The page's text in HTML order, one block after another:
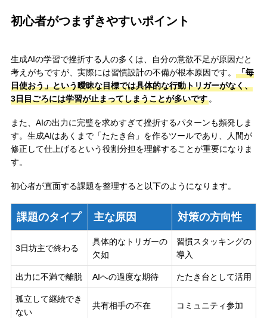
初心者がつまずきやすいポイント
生成AIの学習で挫折する人の多くは、自分の意欲不足が原因だと
考えがちですが、実際には習慣設計の不備が根本原因です。
「毎
日使おう」という曖昧な目標では具体的な行動トリガーがなく、
3日目ごろには学習が止まってしまうことが多いです。
また、AIの出力に完璧を求めすぎて挫折するパターンも頻発しま
す。生成AIはあくまで「たたき台」を作るツールであり、人間が
修正して仕上げるという役割分担を理解することが重要になりま
す。
初心者が直面する課題を整理すると以下のようになります。
課題のタイプ 主な原因 対策の方向性
3日坊主で終わる
具体的なトリガーの
欠如
習慣スタッキングの
導入
出力に不満で離脱 AIへの過度な期待 たたき台として活用
孤立して継続でき
ない
共有相手の不在 コミュニティ参加